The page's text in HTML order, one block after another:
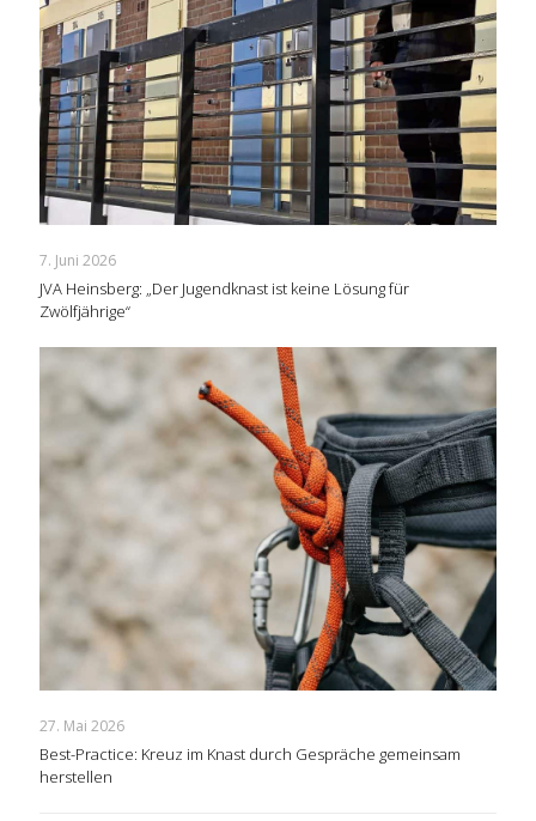
7. Juni 2026
JVA Heinsberg: „Der Jugendknast ist keine Lösung für
Zwölfjährige“
27. Mai 2026
Best-Practice: Kreuz im Knast durch Gespräche gemeinsam
herstellen